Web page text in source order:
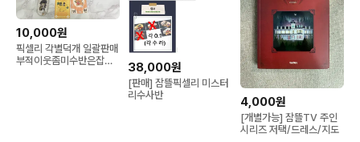
10,000원
픽셀리 각별덕개 일괄판매
부적이웃좀미수반은잡포
38,000원
[판매] 잠뜰픽셀리 미스터
리수사반
4,000원
[개별가능] 잠뜰TV 주인
시리즈 저택/드레스/지도